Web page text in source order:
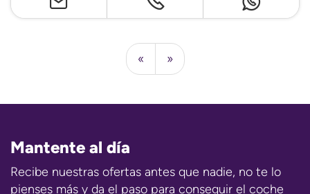
« »
Mantente al día
Recibe nuestras ofertas antes que nadie, no te lo
pienses más y da el paso para conseguir el coche